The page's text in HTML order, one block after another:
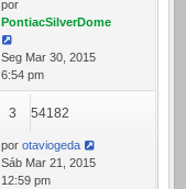
por
PontiacSilverDome
Seg Mar 30, 2015
6:54 pm
3 54182
por otaviogeda
Sáb Mar 21, 2015
12:59 pm